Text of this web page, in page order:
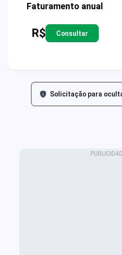
Faturamento anual
R$ Consultar
Solicitação para